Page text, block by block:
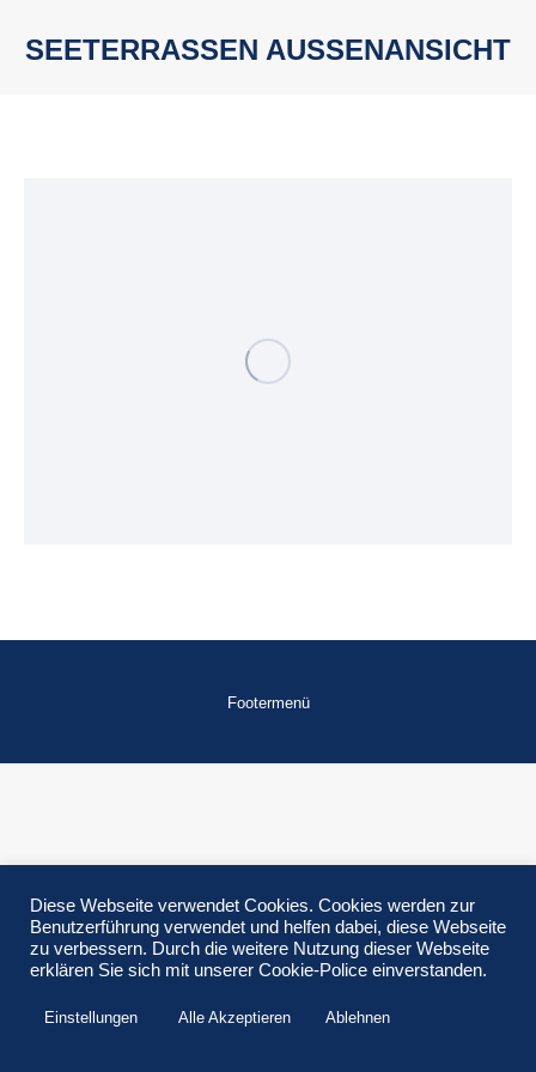
SEETERRASSEN AUSSENANSICHT
Footermenü
Diese Webseite verwendet Cookies. Cookies werden zur
Benutzerführung verwendet und helfen dabei, diese Webseite
zu verbessern. Durch die weitere Nutzung dieser Webseite
erklären Sie sich mit unserer Cookie-Police einverstanden.
Einstellungen Alle Akzeptieren Ablehnen